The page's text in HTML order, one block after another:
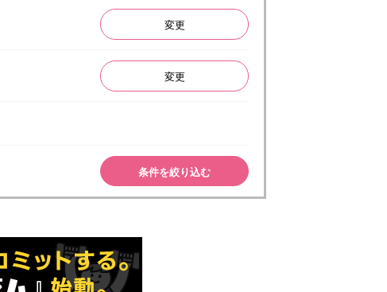
変更
変更
条件を絞り込む